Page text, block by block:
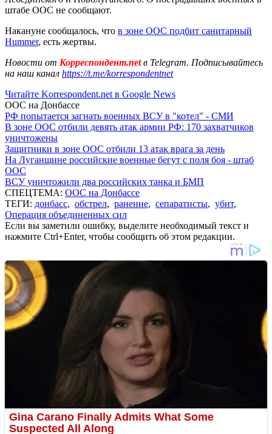
штабе ООС не сообщают.
Накануне сообщалось, что в зоне ООС подбит санитарный
Hummer, есть жертвы.
Новости от Корреспондент.netв Telegram. Подписывайтесь
на наш канал https://t.me/korrespondentnet
Читайте Korrespondent.net в Google News
ООС на Донбассе
РФ попытается загнать военных ВСУ в "котел" - СМИ
В зоне ООС отбили девять атак армии РФ: 170 захватчиков
уничтожены
Защитники в зоне ООС отбили 13 атак врага за день
На Луганщине российские военные бегут с поля боя - штаб
ООС
ВСУ уничтожили два российских танка и БМП
СПЕЦТЕМА: ООС на Донбассе
ТЕГИ: донбасс, обстрел, ранение, сепаратисты, убит,
Операция объединенных сил
Если вы заметили ошибку, выделите необходимый текст и
нажмите Ctrl+Enter, чтобы сообщить об этом редакции.